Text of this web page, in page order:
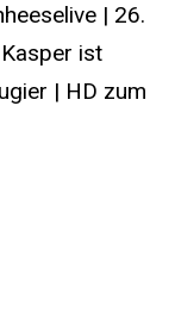
| 26.
ist
| HD zum